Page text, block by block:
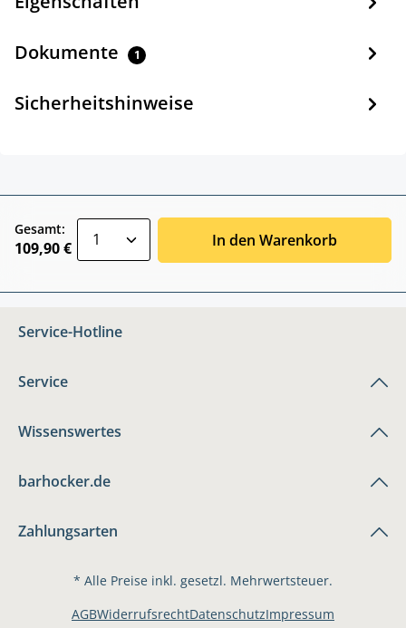
Dokumente 1
Sicherheitshinweise
Gesamt:
109,90 € In den Warenkorb
Service-Hotline
Service
Wissenswertes
barhocker.de
Zahlungsarten
* Alle Preise inkl. gesetzl. Mehrwertsteuer.
AGBWiderrufsrechtDatenschutzImpressum